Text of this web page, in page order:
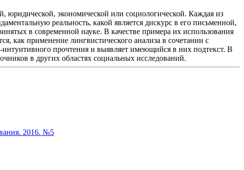
юридической, экономической или социологической. Каждая из
реальность, какой является дискурс в его письменной,
в современной науке. В качестве примера их использования
как применение лингвистического анализа в сочетании с
прочтения и выявляет имеющийся в них подтекст. В
в других областях социальных исследований.
2016. №5